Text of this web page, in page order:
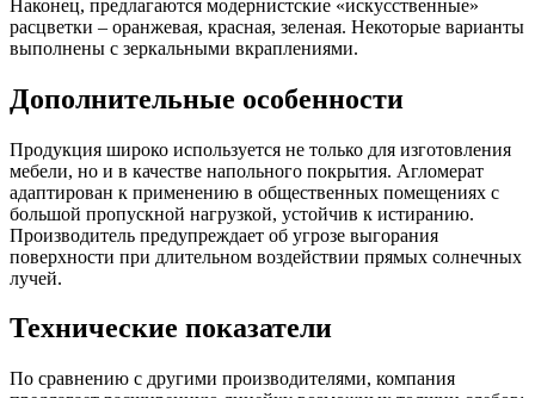
Наконец, предлагаются модернистские «искусственные»
расцветки – оранжевая, красная, зеленая. Некоторые варианты
выполнены с зеркальными вкраплениями.
Дополнительные особенности
Продукция широко используется не только для изготовления
мебели, но и в качестве напольного покрытия. Агломерат
адаптирован к применению в общественных помещениях с
большой пропускной нагрузкой, устойчив к истиранию.
Производитель предупреждает об угрозе выгорания
поверхности при длительном воздействии прямых солнечных
лучей.
Технические показатели
По сравнению с другими производителями, компания